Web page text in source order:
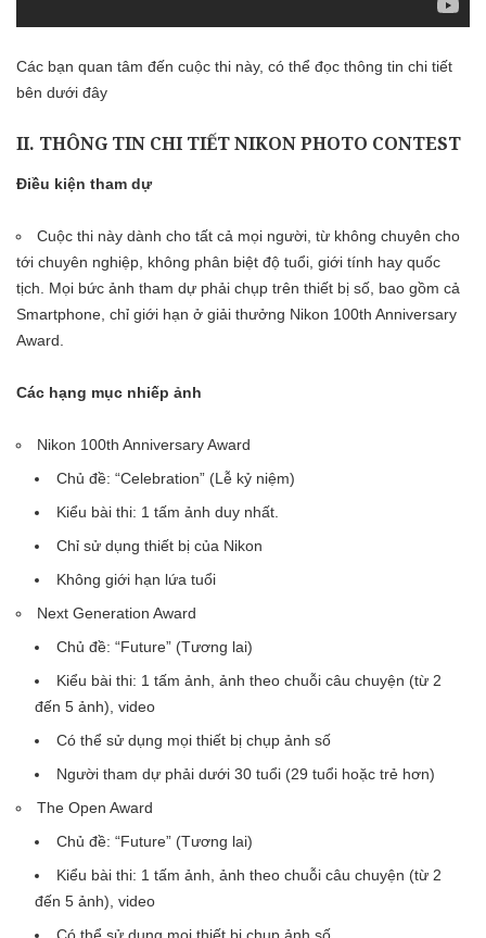
Các bạn quan tâm đến cuộc thi này, có thể đọc thông tin chi tiết
bên dưới đây
II. THÔNG TIN CHI TIẾT NIKON PHOTO CONTEST
Điều kiện tham dự
Cuộc thi này dành cho tất cả mọi người, từ không chuyên cho
tới chuyên nghiệp, không phân biệt độ tuổi, giới tính hay quốc
tịch. Mọi bức ảnh tham dự phải chụp trên thiết bị số, bao gồm cả
Smartphone, chỉ giới hạn ở giải thưởng Nikon 100th Anniversary
Award.
Các hạng mục nhiếp ảnh
Nikon 100th Anniversary Award
Chủ đề: “Celebration” (Lễ kỷ niệm)
Kiểu bài thi: 1 tấm ảnh duy nhất.
Chỉ sử dụng thiết bị của Nikon
Không giới hạn lứa tuổi
Next Generation Award
Chủ đề: “Future” (Tương lai)
Kiểu bài thi: 1 tấm ảnh, ảnh theo chuỗi câu chuyện (từ 2
đến 5 ảnh), video
Có thể sử dụng mọi thiết bị chụp ảnh số
Người tham dự phải dưới 30 tuổi (29 tuổi hoặc trẻ hơn)
The Open Award
Chủ đề: “Future” (Tương lai)
Kiểu bài thi: 1 tấm ảnh, ảnh theo chuỗi câu chuyện (từ 2
đến 5 ảnh), video